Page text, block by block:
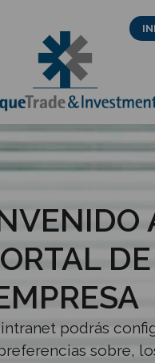
DE
intranet podrás
sobre,